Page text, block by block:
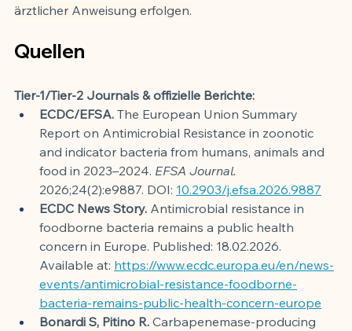
ärztlicher Anweisung erfolgen.
Quellen
Tier-1/Tier-2 Journals & offizielle Berichte:
ECDC/EFSA. The European Union Summary
Report on Antimicrobial Resistance in zoonotic
and indicator bacteria from humans, animals and
food in 2023–2024. EFSA Journal.
2026;24(2):e9887. DOI: 10.2903/j.efsa.2026.9887
ECDC News Story. Antimicrobial resistance in
foodborne bacteria remains a public health
concern in Europe. Published: 18.02.2026.
Available at: https://www.ecdc.europa.eu/en/news-
events/antimicrobial-resistance-foodborne-
bacteria-remains-public-health-concern-europe
Bonardi S, Pitino R. Carbapenemase-producing